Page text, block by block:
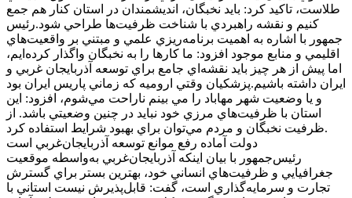
طلاست، تاکيد کرد: بايد نخبگان، انديشمندان در استان کنار هم جمع
کنيم و نقشه راهبردي با شناخت ظرفيت‌ها طراحي شود.رئيس
جمهور با اشاره به اهميت برنامه‌ريزي علمي و مبتني بر واقعيت‌هاي
اقليمي و منابع موجود افزود: ما کارها را به نخبگان واگذار کرده‌ايم،
اما پيش از هر چيز بايد نقشه‌اي جامع براي توسعه آذربايجان غربي و
ايران داشته باشيم.پزشکيان وقتي اروميه که زماني پاريس ايران بود
و يا وضعيت شهر مهاباد را مي بينم ناراحت مي‌شوم، افزود: اين
استان با ظرفيت‌هاي مرزي خود نبايد در چنين وضعيتي باشد. از
ظرفيت نخبگان و مردم مي‌توان براي بهبود شرايط استفاده کرد.
دولت آماده رفع موانع توسعه آذربايجان‌غربي است
رئيس‌جمهور با بيان اينکه آذربايجان‌غربي به‌واسطه موقعيت
جغرافيايي و ظرفيت‌هاي انساني خود، بهترين بستر براي گسترش
تجارت و سرمايه‌گذاري است، گفت: قابل‌پذيرش نيست استاني با